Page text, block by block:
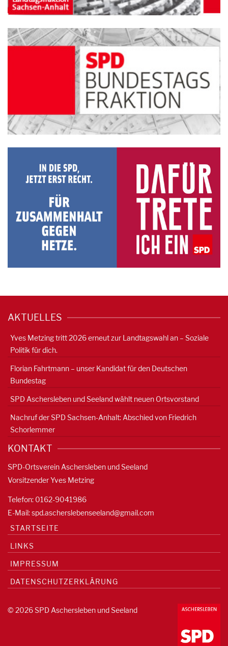
AKTUELLES
Yves Metzing tritt 2026 erneut zur Landtagswahl an – Soziale
Politik für dich.
Florian Fahrtmann – unser Kandidat für den Deutschen
Bundestag
SPD Aschersleben und Seeland wählt neuen Ortsvorstand
Nachruf der SPD Sachsen-Anhalt: Abschied von Friedrich
Schorlemmer
KONTAKT
SPD-Ortsverein Aschersleben und Seeland
Vorsitzender Yves Metzing
Telefon: 0162-9041986
E-Mail:spd.ascherslebenseeland@gmail.com
STARTSEITE
LINKS
IMPRESSUM
DATENSCHUTZERKLÄRUNG
© 2026 SPD Aschersleben und Seeland